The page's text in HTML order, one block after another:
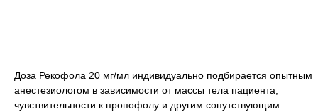
Доза Рекофола 20 мг/мл индивидуально подбирается опытным
анестезиологом в зависимости от массы тела пациента,
чувствительности к пропофолу и другим сопутствующим